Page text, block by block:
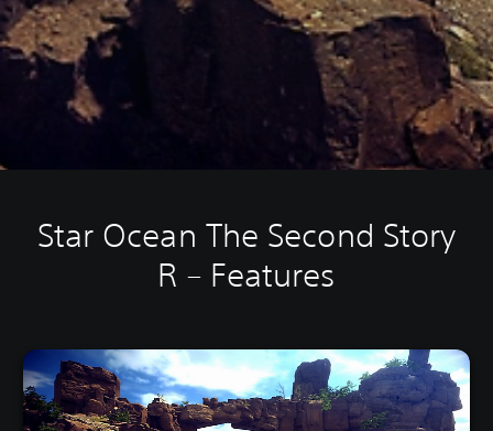
Star Ocean The Second Story
R – Features